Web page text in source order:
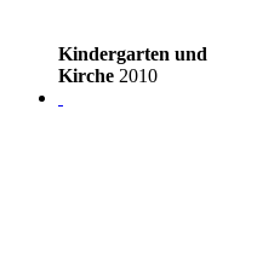
Kindergarten und
Kirche 2010